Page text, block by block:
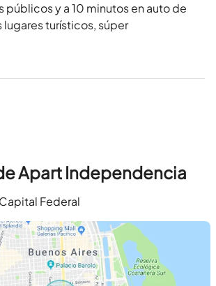
públicos y a 10 minutos en auto de
lugares turísticos, súper
Apart Independencia
Federal